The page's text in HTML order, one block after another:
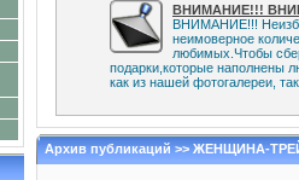
ВНИМАНИЕ!!!
ВНИМАНИЕ!!!
неимоверное
любимых.Чтобы
подарки,которые наполнены
как из нашей фотогалереи,
РУКОПИСНЫЕ САЙТЫ
готова предложить свои
предлагаем рукописные
позиций. Ведь сайт – это не
Архив публикаций >> ЖЕНЩИНА-